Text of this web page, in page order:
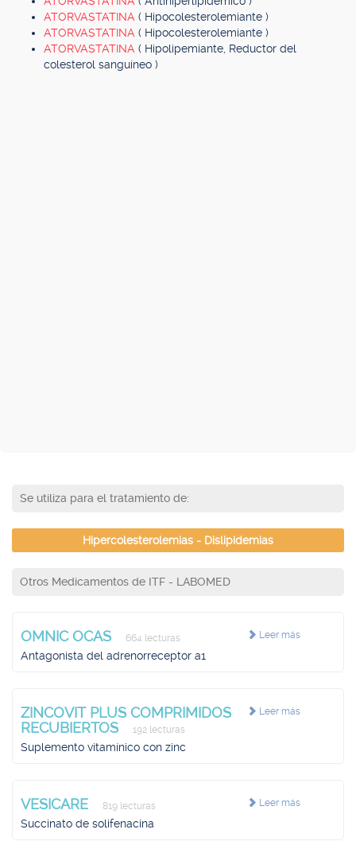
ATORVASTATINA ( Hipocolesterolemiante )
ATORVASTATINA ( Hipocolesterolemiante )
ATORVASTATINA ( Hipolipemiante, Reductor del
colesterol sanguíneo )
Se utiliza para el tratamiento de:
Hipercolesterolemias - Dislipidemias
Otros Medicamentos de ITF - LABOMED
Leer más
OMNIC OCAS 664 lecturas
Antagonista del adrenorreceptor a1
Leer más
ZINCOVIT PLUS COMPRIMIDOS
RECUBIERTOS
192 lecturas
Suplemento vitamínico con zinc
Leer más
VESICARE 819 lecturas
Succinato de solifenacina